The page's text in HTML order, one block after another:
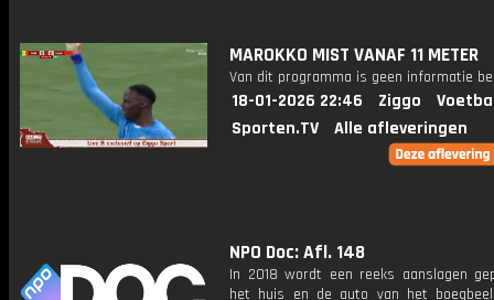
MAROKKO MIST VANAF 11 METER
Van dit programma is geen informatie
18-01-2026 22:46 Ziggo
Sporten.TV
Alle afleveringen
NPO Doc: Afl. 148
In 2018 wordt een reeks aanslagen
het huis en de auto van het